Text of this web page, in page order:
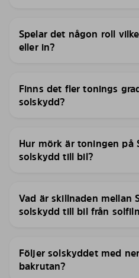
Spelar det någon roll
eller in?
Finns det fler tonings
solskydd?
Hur mörk är toningen på
solskydd till bil?
Vad är skillnaden mellan
solskydd till bil från
Följer solskyddet med
bakrutan?